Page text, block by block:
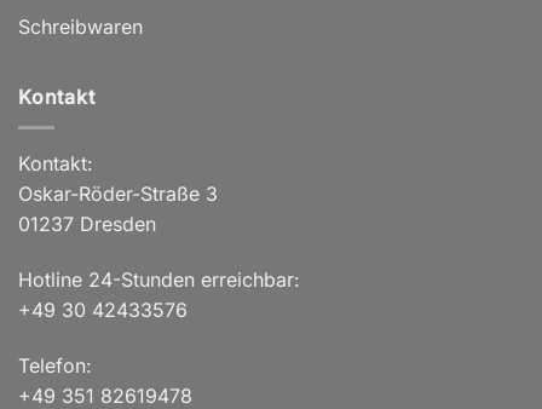
Schreibwaren
Kontakt
Kontakt:
Oskar-Röder-Straße 3
01237 Dresden
Hotline 24-Stunden erreichbar:
+49 30 42433576
Telefon:
+49 351 82619478